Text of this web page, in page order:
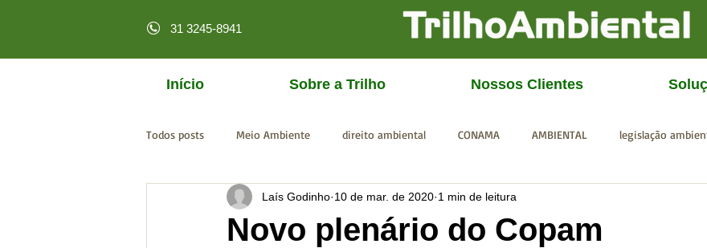
31 3245-8941
Início Sobre a Trilho Nossos Clientes
Todos posts Meio Ambiente direito ambiental CONAMA AMBIENTAL legislação
licenciamento online MPF CGU IBAMA SISEMA
Novo plenário do Copam
Laís Godinho 10 de mar. de 2020 1 min de leitura